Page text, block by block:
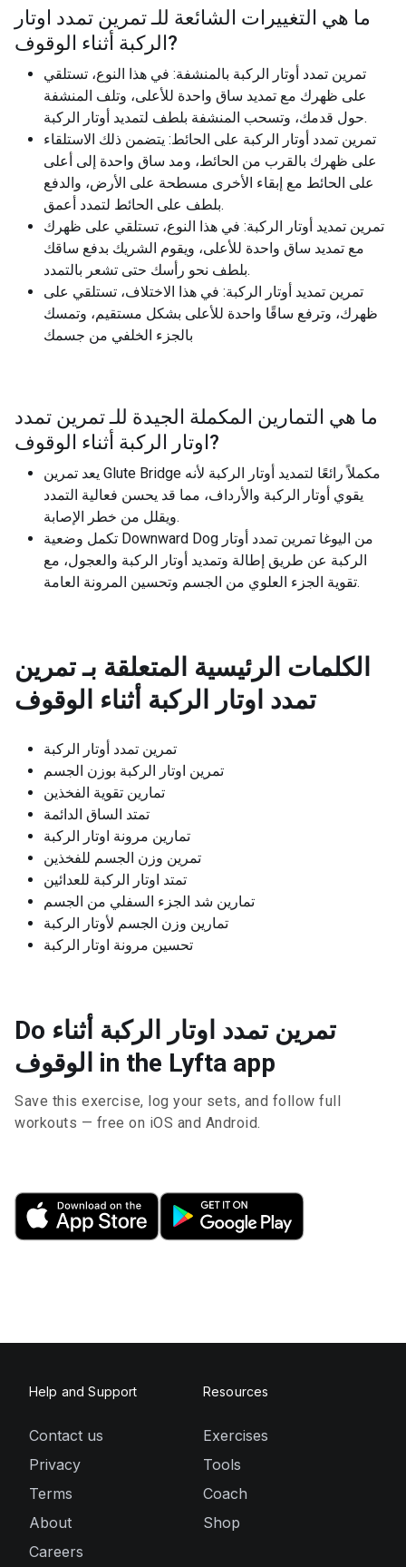
ما هي التغييرات الشائعة للـ تمرين تمدد اوتار
الركبة أثناء الوقوف?
تمرين تمدد أوتار الركبة بالمنشفة: في هذا النوع، تستلقي
على ظهرك مع تمديد ساق واحدة للأعلى، وتلف المنشفة
حول قدمك، وتسحب المنشفة بلطف لتمديد أوتار الركبة.
تمرين تمدد أوتار الركبة على الحائط: يتضمن ذلك الاستلقاء
على ظهرك بالقرب من الحائط، ومد ساق واحدة إلى أعلى
على الحائط مع إبقاء الأخرى مسطحة على الأرض، والدفع
بلطف على الحائط لتمدد أعمق.
تمرين تمديد أوتار الركبة: في هذا النوع، تستلقي على ظهرك
مع تمديد ساق واحدة للأعلى، ويقوم الشريك بدفع ساقك
بلطف نحو رأسك حتى تشعر بالتمدد.
تمرين تمديد أوتار الركبة: في هذا الاختلاف، تستلقي على
ظهرك، وترفع ساقًا واحدة للأعلى بشكل مستقيم، وتمسك
بالجزء الخلفي من جسمك
ما هي التمارين المكملة الجيدة للـ تمرين تمدد
اوتار الركبة أثناء الوقوف?
يعد تمرين Glute Bridge مكملاً رائعًا لتمديد أوتار الركبة لأنه
يقوي أوتار الركبة والأرداف، مما قد يحسن فعالية التمدد
ويقلل من خطر الإصابة.
تكمل وضعية Downward Dog من اليوغا تمرين تمدد أوتار
الركبة عن طريق إطالة وتمديد أوتار الركبة والعجول، مع
تقوية الجزء العلوي من الجسم وتحسين المرونة العامة.
الكلمات الرئيسية المتعلقة بـ تمرين
تمدد اوتار الركبة أثناء الوقوف
تمرين تمدد أوتار الركبة
تمرين اوتار الركبة بوزن الجسم
تمارين تقوية الفخذين
تمتد الساق الدائمة
تمارين مرونة اوتار الركبة
تمرين وزن الجسم للفخذين
تمتد اوتار الركبة للعدائين
تمارين شد الجزء السفلي من الجسم
تمارين وزن الجسم لأوتار الركبة
تحسين مرونة اوتار الركبة
Do تمرين تمدد اوتار الركبة أثناء
الوقوف in the Lyfta app
Save this exercise, log your sets, and follow full
workouts — free on iOS and Android.
Help and Support
Contact us
Privacy
Terms
About
Careers
Resources
Exercises
Tools
Coach
Shop